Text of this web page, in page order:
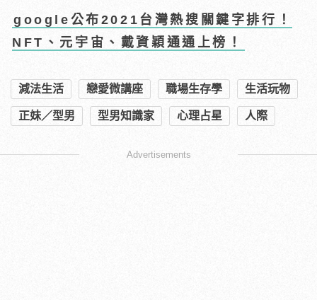
google公布2021台灣熱搜關鍵字排行！
NFT、元宇宙、戴資穎通通上榜！
減法生活 戀愛微講座 職場生存學 生活玩物
正妹／型男 型男知識家 心理占星 人際
Advertisements